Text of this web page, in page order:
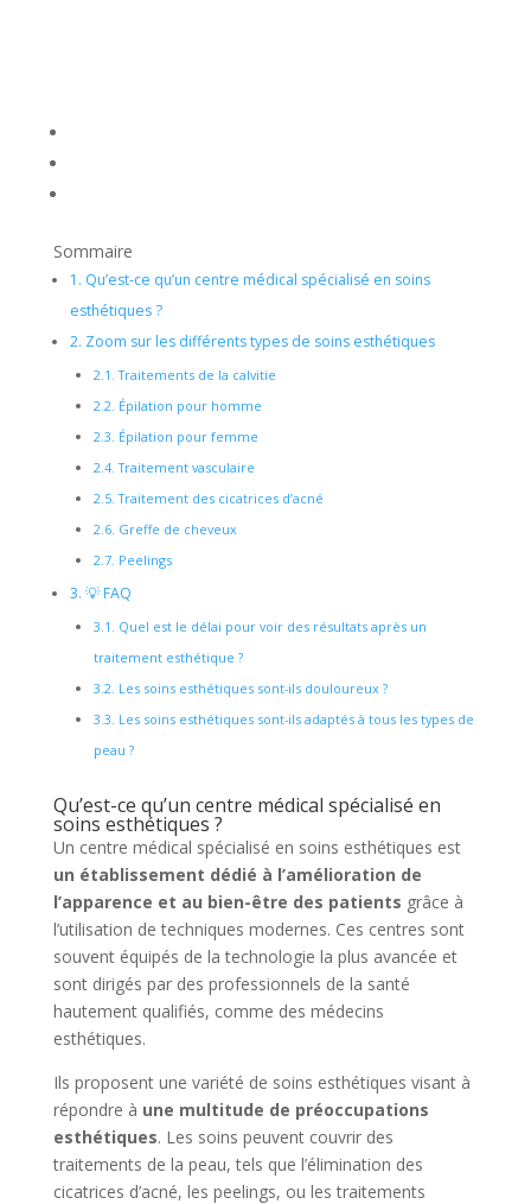
Sommaire
1. Qu’est-ce qu’un centre médical spécialisé en soins
esthétiques ?
2. Zoom sur les différents types de soins esthétiques
2.1. Traitements de la calvitie
2.2. Épilation pour homme
2.3. Épilation pour femme
2.4. Traitement vasculaire
2.5. Traitement des cicatrices d’acné
2.6. Greffe de cheveux
2.7. Peelings
3. 💡 FAQ
3.1. Quel est le délai pour voir des résultats après un
traitement esthétique ?
3.2. Les soins esthétiques sont-ils douloureux ?
3.3. Les soins esthétiques sont-ils adaptés à tous les types de
peau ?
Qu’est-ce qu’un centre médical spécialisé en
soins esthétiques ?
Un centre médical spécialisé en soins esthétiques est
un établissement dédié à l’amélioration de
l’apparence et au bien-être des patients grâce à
l’utilisation de techniques modernes. Ces centres sont
souvent équipés de la technologie la plus avancée et
sont dirigés par des professionnels de la santé
hautement qualifiés, comme des médecins
esthétiques.
Ils proposent une variété de soins esthétiques visant à
répondre à une multitude de préoccupations
esthétiques. Les soins peuvent couvrir des
traitements de la peau, tels que l’élimination des
cicatrices d’acné, les peelings, ou les traitements